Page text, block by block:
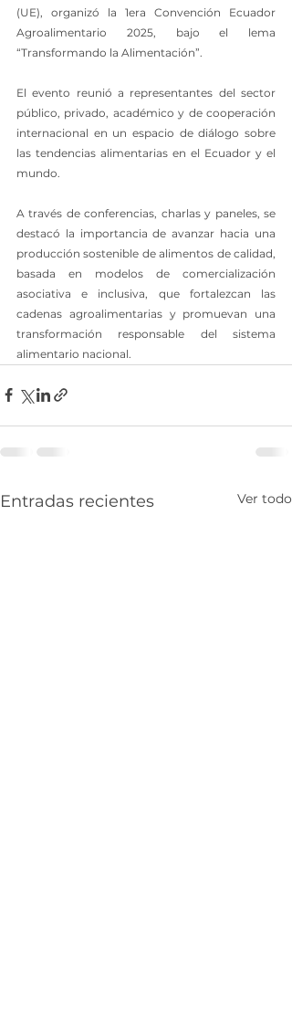
(UE), organizó la 1era Convención Ecuador
Agroalimentario 2025, bajo el lema
“Transformando la Alimentación”.
El evento reunió a representantes del sector
público, privado, académico y de cooperación
internacional en un espacio de diálogo sobre
las tendencias alimentarias en el Ecuador y el
mundo.
A través de conferencias, charlas y paneles, se
destacó la importancia de avanzar hacia una
producción sostenible de alimentos de calidad,
basada en modelos de comercialización
asociativa e inclusiva, que fortalezcan las
cadenas agroalimentarias y promuevan una
transformación responsable del sistema
alimentario nacional.
Entradas recientes Ver todo